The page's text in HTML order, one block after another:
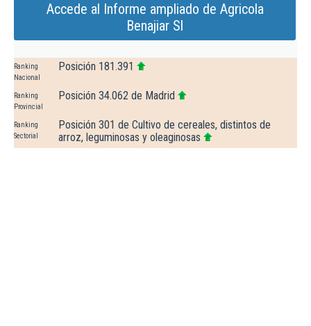
Accede al Informe ampliado de Agricola
Benajiar Sl
Ranking
Nacional
Posición 181.391
Ranking
Provincial
Posición 34.062 de Madrid
Ranking
Sectorial
Posición 301 de Cultivo de cereales, distintos de
arroz, leguminosas y oleaginosas